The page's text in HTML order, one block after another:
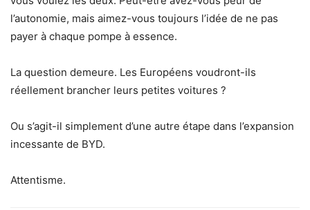
l’autonomie, mais aimez-vous toujours l’idée de ne pas
payer à chaque pompe à essence.
La question demeure. Les Européens voudront-ils
réellement brancher leurs petites voitures ?
Ou s’agit-il simplement d’une autre étape dans l’expansion
incessante de BYD.
Attentisme.